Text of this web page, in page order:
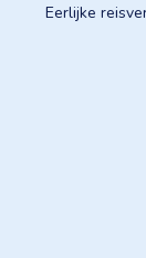
Eerlijke